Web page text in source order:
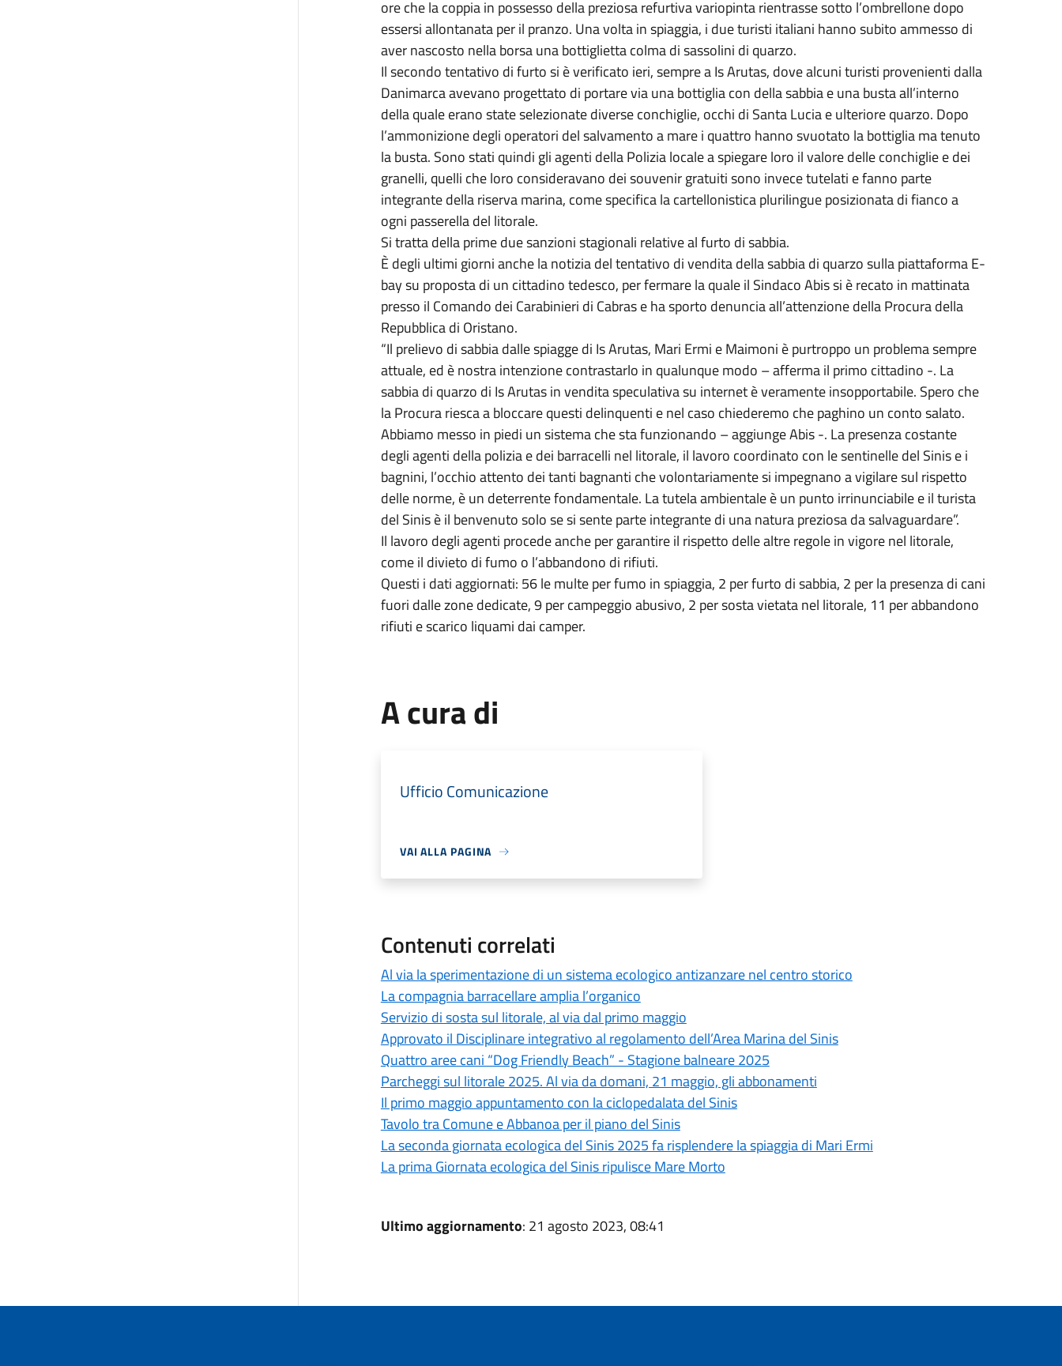
ore che la coppia in possesso della preziosa refurtiva variopinta rientrasse sotto l’ombrellone dopo
essersi allontanata per il pranzo. Una volta in spiaggia, i due turisti italiani hanno subito ammesso di
aver nascosto nella borsa una bottiglietta colma di sassolini di quarzo.
Il secondo tentativo di furto si è verificato ieri, sempre a Is Arutas, dove alcuni turisti provenienti dalla
Danimarca avevano progettato di portare via una bottiglia con della sabbia e una busta all’interno
della quale erano state selezionate diverse conchiglie, occhi di Santa Lucia e ulteriore quarzo. Dopo
l’ammonizione degli operatori del salvamento a mare i quattro hanno svuotato la bottiglia ma tenuto
la busta. Sono stati quindi gli agenti della Polizia locale a spiegare loro il valore delle conchiglie e dei
granelli, quelli che loro consideravano dei souvenir gratuiti sono invece tutelati e fanno parte
integrante della riserva marina, come specifica la cartellonistica plurilingue posizionata di fianco a
ogni passerella del litorale.
Si tratta della prime due sanzioni stagionali relative al furto di sabbia.
È degli ultimi giorni anche la notizia del tentativo di vendita della sabbia di quarzo sulla piattaforma E-
bay su proposta di un cittadino tedesco, per fermare la quale il Sindaco Abis si è recato in mattinata
presso il Comando dei Carabinieri di Cabras e ha sporto denuncia all’attenzione della Procura della
Repubblica di Oristano.
“Il prelievo di sabbia dalle spiagge di Is Arutas, Mari Ermi e Maimoni è purtroppo un problema sempre
attuale, ed è nostra intenzione contrastarlo in qualunque modo – afferma il primo cittadino -. La
sabbia di quarzo di Is Arutas in vendita speculativa su internet è veramente insopportabile. Spero che
la Procura riesca a bloccare questi delinquenti e nel caso chiederemo che paghino un conto salato.
Abbiamo messo in piedi un sistema che sta funzionando – aggiunge Abis -. La presenza costante
degli agenti della polizia e dei barracelli nel litorale, il lavoro coordinato con le sentinelle del Sinis e i
bagnini, l’occhio attento dei tanti bagnanti che volontariamente si impegnano a vigilare sul rispetto
delle norme, è un deterrente fondamentale. La tutela ambientale è un punto irrinunciabile e il turista
del Sinis è il benvenuto solo se si sente parte integrante di una natura preziosa da salvaguardare”.
Il lavoro degli agenti procede anche per garantire il rispetto delle altre regole in vigore nel litorale,
come il divieto di fumo o l’abbandono di rifiuti.
Questi i dati aggiornati: 56 le multe per fumo in spiaggia, 2 per furto di sabbia, 2 per la presenza di cani
fuori dalle zone dedicate, 9 per campeggio abusivo, 2 per sosta vietata nel litorale, 11 per abbandono
rifiuti e scarico liquami dai camper.
A cura di
Ufficio Comunicazione
VAI ALLA PAGINA
Contenuti correlati
Al via la sperimentazione di un sistema ecologico antizanzare nel centro storico
La compagnia barracellare amplia l’organico
Servizio di sosta sul litorale, al via dal primo maggio
Approvato il Disciplinare integrativo al regolamento dell’Area Marina del Sinis
Quattro aree cani “Dog Friendly Beach” - Stagione balneare 2025
Parcheggi sul litorale 2025. Al via da domani, 21 maggio, gli abbonamenti
Il primo maggio appuntamento con la ciclopedalata del Sinis
Tavolo tra Comune e Abbanoa per il piano del Sinis
La seconda giornata ecologica del Sinis 2025 fa risplendere la spiaggia di Mari Ermi
La prima Giornata ecologica del Sinis ripulisce Mare Morto
Ultimo aggiornamento: 21 agosto 2023, 08:41